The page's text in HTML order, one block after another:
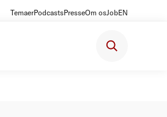
TemaerPodcastsPresseOm osJobEN